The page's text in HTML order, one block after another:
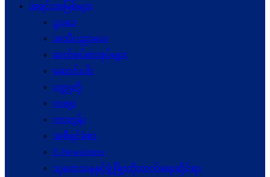
အရင်းအမြစ်များ
ဥပဒေ
အသိပညာပေး
ဆက်စပ်စာအုပ်များ
ဆောင်းပါး
ဝတ္ထုတို
ကဗျာ
ကာတွန်း
အစီရင်ခံစာ
E-Newsletters
သုတေသနနှင့်ဖွံ့ဖြိုးတိုးတက်ရေးဆိုင်ရာ